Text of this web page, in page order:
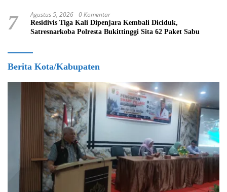
7 Agustus 5, 2026 0 Komentar
Residivis Tiga Kali Dipenjara Kembali Diciduk,
Satresnarkoba Polresta Bukittinggi Sita 62 Paket Sabu
Berita Kota/Kabupaten